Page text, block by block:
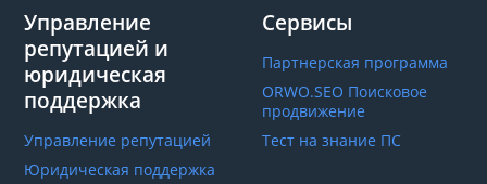
Управление
репутацией и
юридическая
поддержка
Управление репутацией
Юридическая поддержка
Сервисы
Партнерская программа
ORWO.SEO Поисковое
продвижение
Тест на знание ПС